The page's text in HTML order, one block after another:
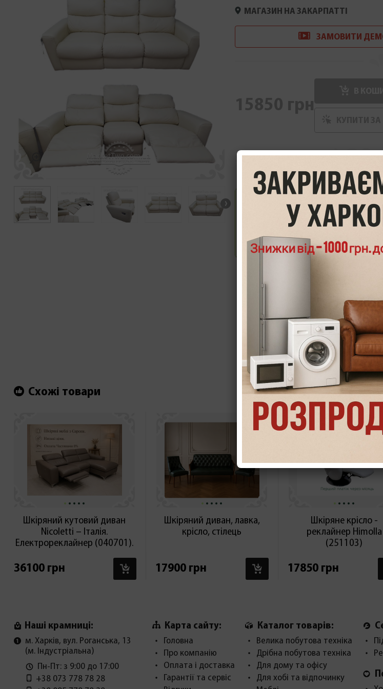
МАГАЗИН НА ЗАКАРПАТТІ
ЗАМОВИТИ
Опис
Інформація/демонстрація
Схожі товари
Шкіряний кутовий диван
Nicoletti – Італія.
Електрореклайнер (040701).
36100 грн
В КОШИК
Шкіряний диван, лавка,
крісло, стілець
17900 грн
В КОШИК
Шкіряне крісло -
реклайнер Himolla
(251103)
17850 грн
Наші крамниці:
м. Харків, вул. Роганська, 13
(м. Індустріальна)
Пн-Пт: з 9:00 до 17:00
+38 073 778 78 28
Карта сайту:
Головна
Про компанію
Оплата і доставка
Гарантії та сервіс
Каталог товарів:
Велика побутова техніка
Дрібна побутова техніка
Для дому та офісу
Для хобі та відпочинку